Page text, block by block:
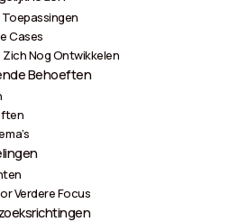
Cases
Nog Ontwikkelen
Behoeften
Verdere Focus